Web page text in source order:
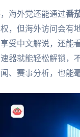
海外党还能通过番
，但海外访问会有
受中文解说，还能
器就能轻松解锁，
、赛事分析，也能